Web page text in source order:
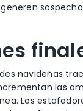
navideñas
las
Los